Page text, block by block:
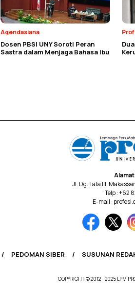
Agendasiana
Dosen PBSI UNY Soroti Peran
Sastra dalam Menjaga Bahasa Ibu
Jl. Dg. Tata III,
Telp : +62
E-mail :
PEDOMAN SIBER SUSUNAN
COPYRIGHT © 2012 - 2025 LPM